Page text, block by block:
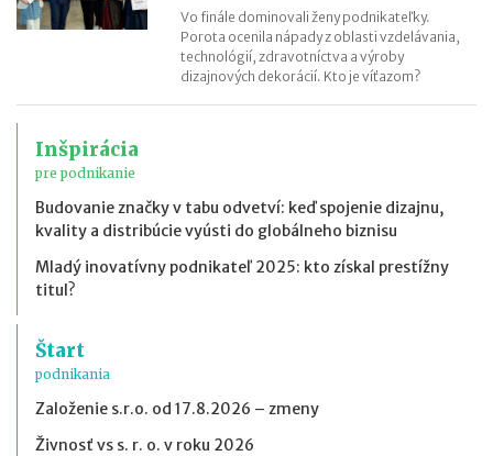
Vo finále dominovali ženy podnikateľky.
Porota ocenila nápady z oblasti vzdelávania,
technológií, zdravotníctva a výroby
dizajnových dekorácií. Kto je víťazom?
Inšpirácia
pre podnikanie
Budovanie značky v tabu odvetví: keď spojenie dizajnu,
kvality a distribúcie vyústi do globálneho biznisu
Mladý inovatívny podnikateľ 2025: kto získal prestížny
titul?
Štart
podnikania
Založenie s.r.o. od 17.8.2026 – zmeny
Živnosť vs s. r. o. v roku 2026